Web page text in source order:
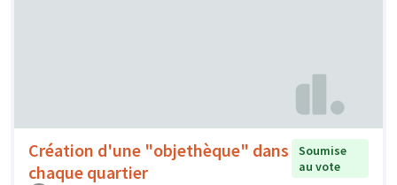
Création d'une "objethèque" dans
chaque quartier
Soumise
au vote